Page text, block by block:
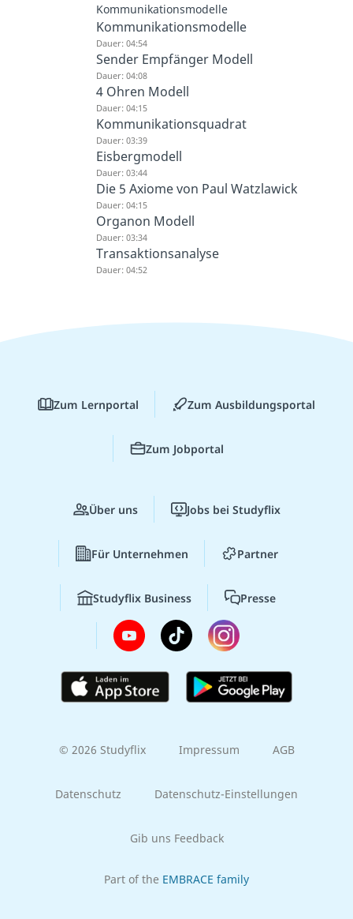
Kommunikationsmodelle
Kommunikationsmodelle
Dauer: 04:54
Sender Empfänger Modell
Dauer: 04:08
4 Ohren Modell
Dauer: 04:15
Kommunikationsquadrat
Dauer: 03:39
Eisbergmodell
Dauer: 03:44
Die 5 Axiome von Paul Watzlawick
Dauer: 04:15
Organon Modell
Dauer: 03:34
Transaktionsanalyse
Dauer: 04:52
Zum Lernportal Zum Ausbildungsportal
Zum Jobportal
Über uns Jobs bei Studyflix
Für Unternehmen Partner
Studyflix Business Presse
© 2026 Studyflix Impressum AGB
Datenschutz Datenschutz-Einstellungen
Gib uns Feedback
Part of the EMBRACE family